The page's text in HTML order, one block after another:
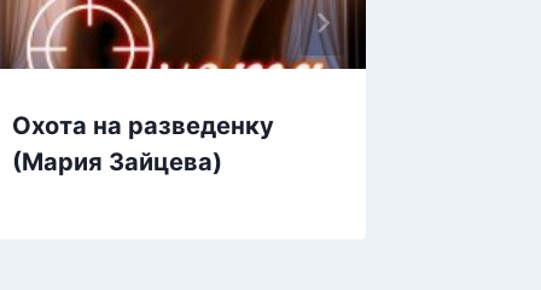
Охота на разведенку
(Мария Зайцева)